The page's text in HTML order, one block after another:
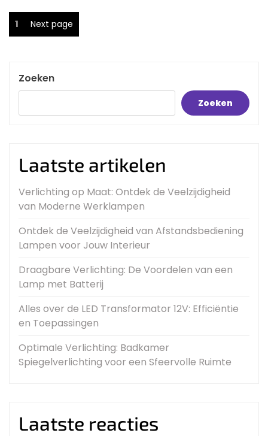
Berichten
Page
1 Next page
Zoeken
Zoeken
Laatste artikelen
Verlichting op Maat: Ontdek de Veelzijdigheid
van Moderne Werklampen
Ontdek de Veelzijdigheid van Afstandsbediening
Lampen voor Jouw Interieur
Draagbare Verlichting: De Voordelen van een
Lamp met Batterij
Alles over de LED Transformator 12V: Efficiëntie
en Toepassingen
Optimale Verlichting: Badkamer
Spiegelverlichting voor een Sfeervolle Ruimte
Laatste reacties